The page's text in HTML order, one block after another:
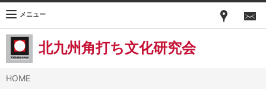
北九州角打ち文化研究会
メニュー
HOME